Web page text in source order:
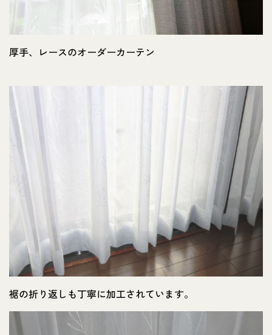
厚手、レースのオーダーカーテン
裾の折り返しも丁寧に加工されています。